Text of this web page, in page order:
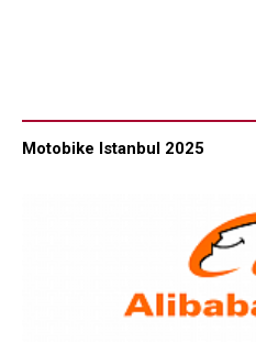
Motobike Istanbul 2025